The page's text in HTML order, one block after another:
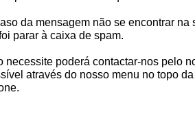
da mensagem não se encontrar na
parar à caixa de spam.
necessite poderá contactar-nos pelo
através do nosso menu no topo